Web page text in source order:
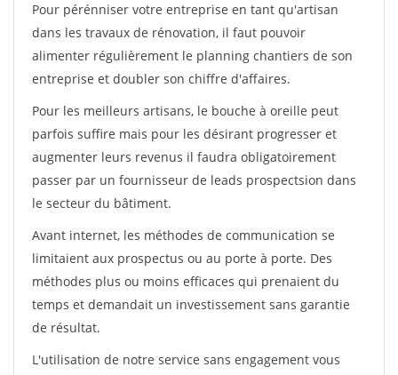
Pour pérénniser votre entreprise en tant qu'artisan
dans les travaux de rénovation, il faut pouvoir
alimenter régulièrement le planning chantiers de son
entreprise et doubler son chiffre d'affaires.
Pour les meilleurs artisans, le bouche à oreille peut
parfois suffire mais pour les désirant progresser et
augmenter leurs revenus il faudra obligatoirement
passer par un fournisseur de leads prospectsion dans
le secteur du bâtiment.
Avant internet, les méthodes de communication se
limitaient aux prospectus ou au porte à porte. Des
méthodes plus ou moins efficaces qui prenaient du
temps et demandait un investissement sans garantie
de résultat.
L'utilisation de notre service sans engagement vous